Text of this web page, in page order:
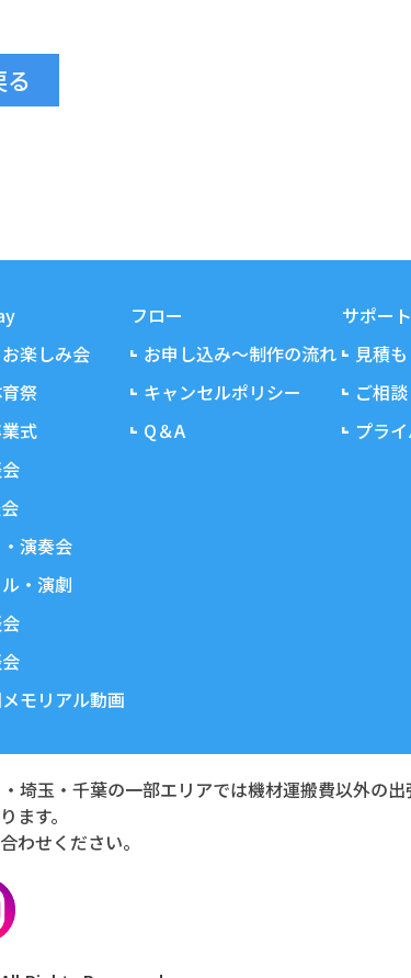
楽しみ会
祭
式
演奏会
・演劇
モリアル動画
フロー
お申し込み～制作の流れ
キャンセルポリシー
Q＆A
サポート
見積
ご相談
プラ
埼玉・千葉の一部エリアでは機材運搬費以外の出
ます。
わせください。